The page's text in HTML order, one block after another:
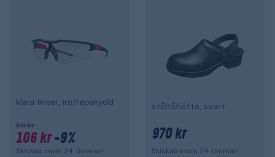
klara linser, im/repskydd
116 kr
106 kr-9%
Skickas inom 24 timmar!
ståltåhätta, svart
970 kr
Skickas inom 24 timmar!